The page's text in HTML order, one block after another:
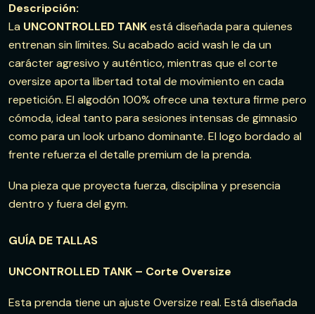
Descripción:
La UNCONTROLLED TANKestá diseñada para quienes
entrenan sin límites. Su acabado acid wash le da un
carácter agresivo y auténtico, mientras que el corte
oversize aporta libertad total de movimiento en cada
repetición. El algodón 100% ofrece una textura firme pero
cómoda, ideal tanto para sesiones intensas de gimnasio
como para un look urbano dominante. El logo bordado al
frente refuerza el detalle premium de la prenda.
Una pieza que proyecta fuerza, disciplina y presencia
dentro y fuera del gym.
GUÍA DE TALLAS
UNCONTROLLED TANK – Corte Oversize
Esta prenda tiene un ajuste Oversize real. Está diseñada